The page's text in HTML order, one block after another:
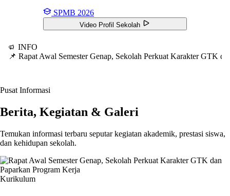
SPMB 2026
Video Profil Sekolah
INFO
📌 Rapat Awal Semester Genap, Sekolah Perkuat Karakter GTK
Pusat Informasi
Berita, Kegiatan & Galeri
Temukan informasi terbaru seputar kegiatan akademik, prestasi siswa,
dan kehidupan sekolah.
Kurikulum